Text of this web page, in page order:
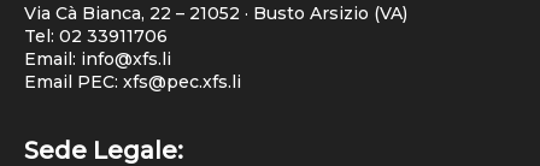
Via Cà Bianca, 22 – 21052 · Busto Arsizio (VA)
Tel: 02 33911706
Email: info@xfs.li
Email PEC: xfs@pec.xfs.li
Sede Legale: